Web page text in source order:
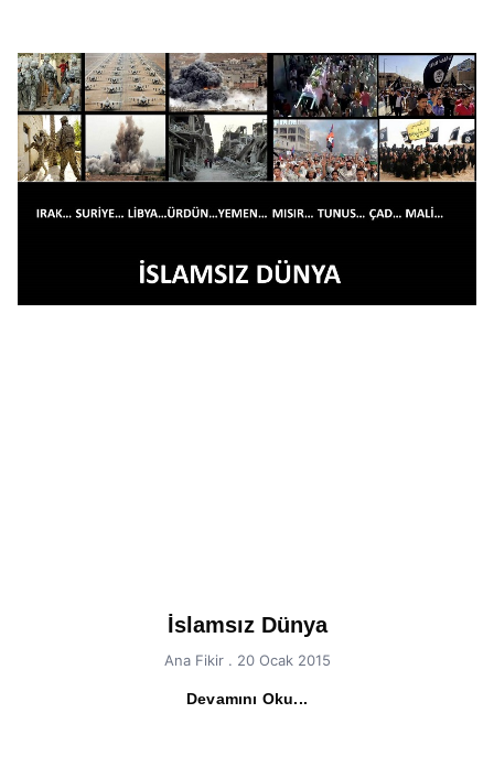
İslamsız Dünya
Ana Fikir 20 Ocak 2015
Devamını Oku...